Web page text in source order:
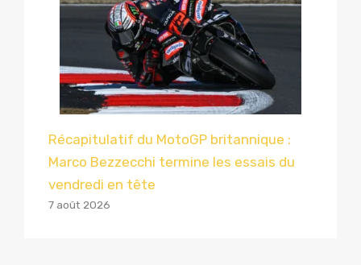
Récapitulatif du MotoGP britannique :
Marco Bezzecchi termine les essais du
vendredi en tête
7 août 2026